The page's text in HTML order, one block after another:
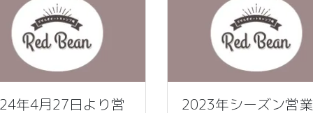
年4月27日より営
2023年シーズン営